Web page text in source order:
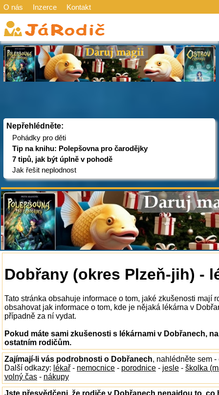
O nás Inzerce Kontakt
Nepřehlédněte:
Pohádky pro děti
Tip na knihu: Polepšovna pro čarodějky
7 tipů, jak být úplně v pohodě
Jak řešit neplodnost
Dobřany (okres Plzeň-jih) -
Tato stránka obsahuje informace o tom, jaké zkušenosti mají
obsahovat jak informace o tom, kde je nějaká lékárna v
případně za ní vydat.
Pokud máte sami zkušenosti s lékárnami v Dobřanech,
ostatním rodičům.
Zajímají-li vás podrobnosti o Dobřanech, nahlédněte sem
Další odkazy: lékař - nemocnice - porodnice - jesle - školka
volný čas - nákupy
Jste přesvědčeni, že rodiče v Dobřanech nenajdou to, co